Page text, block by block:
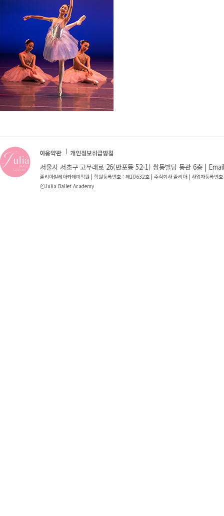
서울시 서초구 고무래로 26(반포동 52-1) 쌍동빌딩 동관 6층 |
줄리아발레아카데미학원 | 학원등록번호 : 제10632호 | 주식회사 줄리아 | 사업자등록번
ⓒJulia Ballet Academy